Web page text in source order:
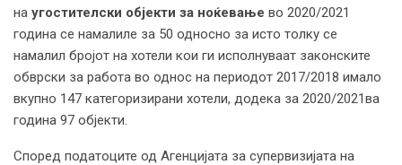
на угостителски објекти за ноќевање во 2020/2021
година се намалиле за 50 односно за исто толку се
намалил бројот на хотели кои ги исполнуваат законските
обврски за работа во однос на периодот 2017/2018 имало
вкупно 147 категоризирани хотели, додека за 2020/2021ва
година 97 објекти.
Според податоците од Агенцијата за супервизијата на